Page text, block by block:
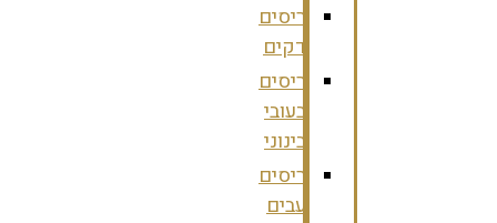
ריסים
דקים
ריסים
בעובי
בינוני
ריסים
עבים